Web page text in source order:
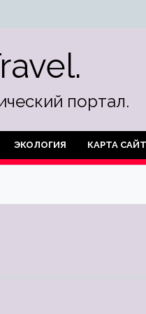
портал.
ЭКОЛОГИЯ КАРТА